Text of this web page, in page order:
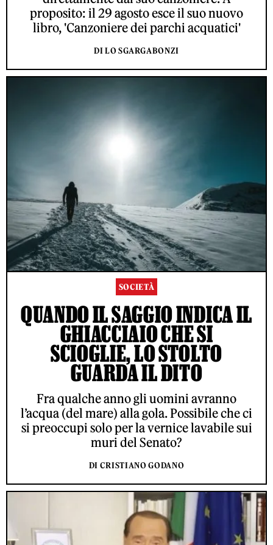
proposito: il 29 agosto esce il suo nuovo
libro, 'Canzoniere dei parchi acquatici'
DI LO SGARGABONZI
SOCIETÀ
QUANDO IL SAGGIO INDICA IL
GHIACCIAIO CHE SI
SCIOGLIE, LO STOLTO
GUARDA IL DITO
Fra qualche anno gli uomini avranno
l’acqua (del mare) alla gola. Possibile che ci
si preoccupi solo per la vernice lavabile sui
muri del Senato?
DI CRISTIANO GODANO